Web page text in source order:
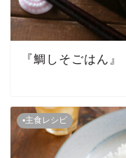
『鯛しそごはん
▪主食レシピ